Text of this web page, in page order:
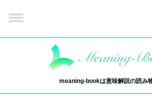
meaning-bookは意味解説の読み